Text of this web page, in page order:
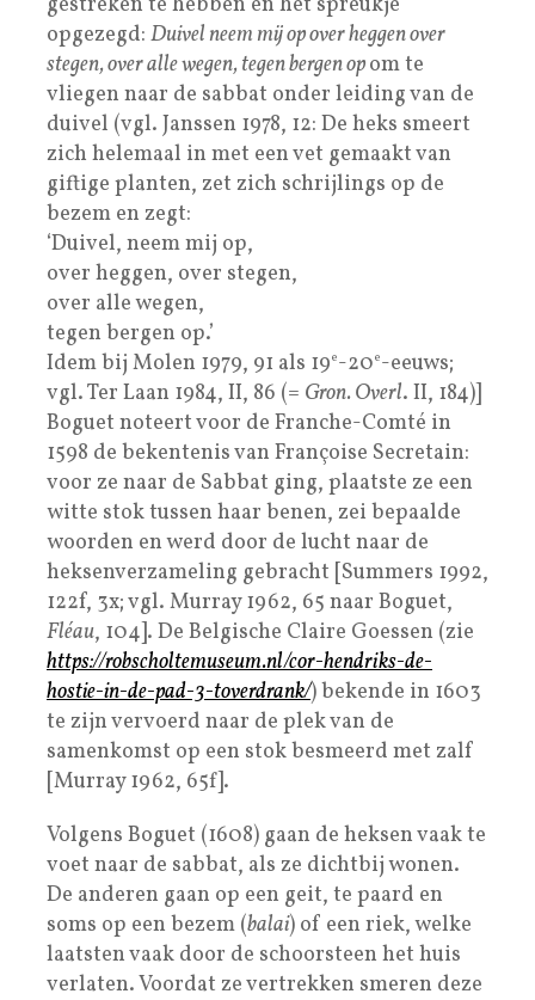
opgezegd: Duivel neem mij op over heggen over
stegen, over alle wegen, tegen bergen opom te
vliegen naar de sabbat onder leiding van de
duivel (vgl. Janssen 1978, 12: De heks smeert
zich helemaal in met een vet gemaakt van
giftige planten, zet zich schrijlings op de
bezem en zegt:
‘Duivel, neem mij op,
over heggen, over stegen,
over alle wegen,
tegen bergen op.’
Idem bij Molen 1979, 91 als 19e-20e-eeuws;
vgl. Ter Laan 1984, II, 86 (= Gron. Overl. II, 184)]
Boguet noteert voor de Franche-Comté in
1598 de bekentenis van Françoise Secretain:
voor ze naar de Sabbat ging, plaatste ze een
witte stok tussen haar benen, zei bepaalde
woorden en werd door de lucht naar de
heksenverzameling gebracht [Summers 1992,
122f, 3x; vgl. Murray 1962, 65 naar Boguet,
Fléau, 104]. De Belgische Claire Goessen (zie
https://robscholtemuseum.nl/cor-hendriks-de-
hostie-in-de-pad-3-toverdrank/) bekende in 1603
te zijn vervoerd naar de plek van de
samenkomst op een stok besmeerd met zalf
[Murray 1962, 65f].
Volgens Boguet (1608) gaan de heksen vaak te
voet naar de sabbat, als ze dichtbij wonen.
De anderen gaan op een geit, te paard en
soms op een bezem (balai) of een riek, welke
laatsten vaak door de schoorsteen het huis
verlaten. Voordat ze vertrekken smeren deze